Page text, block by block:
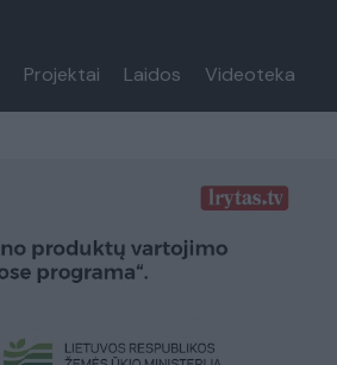
Projektai Laidos Videoteka